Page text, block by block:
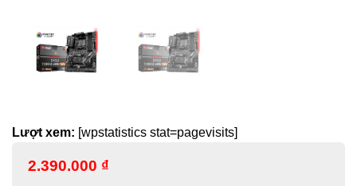
Lượt xem: [wpstatistics stat=pagevisits]
2.390.000 ₫